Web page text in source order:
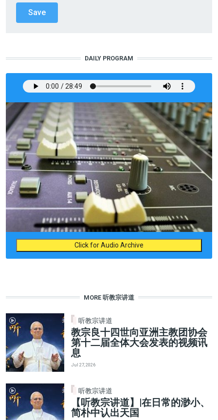
DAILY PROGRAM
Click for Audio Archive
MORE 听教宗讲道
听教宗讲道
教宗良十四世向亚洲主教团协会
第十二届全体大会发表的视频讯
息
Jul 27, 2026
听教宗讲道
【听教宗讲道】|在日常的渺小、
简朴中认出天国